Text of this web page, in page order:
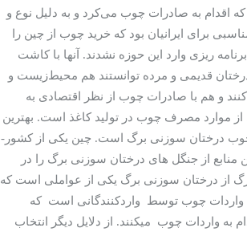
که اقدام به صادرات چوب می‌کرد و به دلیل نوع و
برای ایرانیان بود که خرید چوب از چین را
­ریزی وارد این حوزه نشدند. آنها با کاشت
قدیمی و مرده توانستند هم محیط‌زیست و
و هم با صادرات چوب از نظر اقتصادی به
موارد مصرف چوب در تولید کاغذ است. بهترین
چوب برای تولید کاغذ چوب درختان سوزنی برگ است. چین یکی از کشور­
از جنگل­ های درختان سوزنی برگ را در
بزرگ از درختان سوزنی برگ یکی از عواملی است که
واردات چوب توسط واردکنندگانی است که
به واردات چوب می­کنند. از دلایل دیگر انتخاب